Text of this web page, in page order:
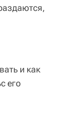
и как
его